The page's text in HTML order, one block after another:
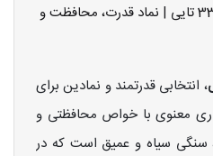
خرید تسبیح اونیکس اصل 33 تایی | نماد قدرت، محافظت و
، انتخابی قدرتمند و نمادین برای
معنوی با خواص محافظتی و
سنگی سیاه و عمیق است که در